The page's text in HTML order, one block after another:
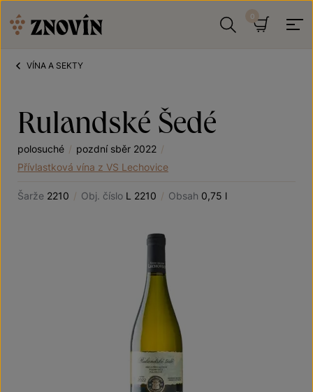
VÍNA A SEKTY
Rulandské Šedé
polosuché / pozdní sběr 2022 /
Přívlastková vína z VS Lechovice
Šarže 2210 / Obj. číslo L 2210 / Obsah 0,75 l